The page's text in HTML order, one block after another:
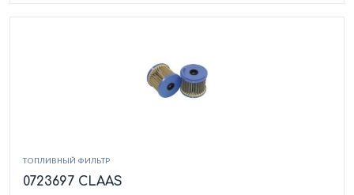
ТОПЛИВНЫЙ ФИЛЬТР
0723697 CLAAS